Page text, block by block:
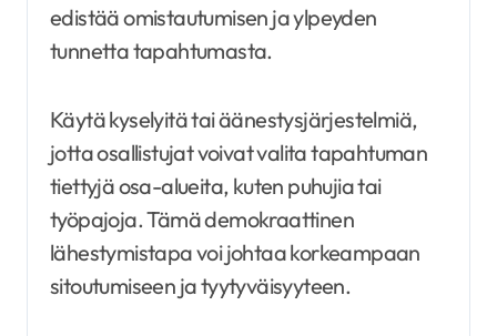
edistää omistautumisen ja ylpeyden
tunnetta tapahtumasta.
Käytä kyselyitä tai äänestysjärjestelmiä,
jotta osallistujat voivat valita tapahtuman
tiettyjä osa-alueita, kuten puhujia tai
työpajoja. Tämä demokraattinen
lähestymistapa voi johtaa korkeampaan
sitoutumiseen ja tyytyväisyyteen.